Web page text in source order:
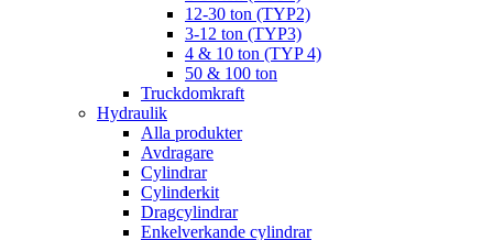
12-30 ton (TYP2)
3-12 ton (TYP3)
4 & 10 ton (TYP 4)
50 & 100 ton
Truckdomkraft
Hydraulik
Alla produkter
Avdragare
Cylindrar
Cylinderkit
Dragcylindrar
Enkelverkande cylindrar